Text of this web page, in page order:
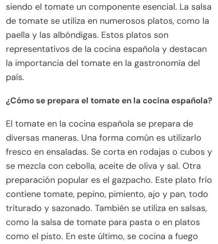
siendo el tomate un componente esencial. La salsa
de tomate se utiliza en numerosos platos, como la
paella y las albóndigas. Estos platos son
representativos de la cocina española y destacan
la importancia del tomate en la gastronomía del
país.
¿Cómo se prepara el tomate en la cocina española?
El tomate en la cocina española se prepara de
diversas maneras. Una forma común es utilizarlo
fresco en ensaladas. Se corta en rodajas o cubos y
se mezcla con cebolla, aceite de oliva y sal. Otra
preparación popular es el gazpacho. Este plato frío
contiene tomate, pepino, pimiento, ajo y pan, todo
triturado y sazonado. También se utiliza en salsas,
como la salsa de tomate para pasta o en platos
como el pisto. En este último, se cocina a fuego